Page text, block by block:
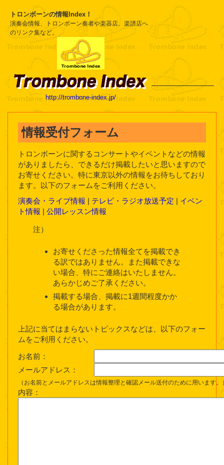
トロンボーンの情報Index！
演奏会情報、トロンボーン奏者や楽器店、楽譜店へ
のリンク集など。
http://trombone-index.jp/
情報受付フォーム
トロンボーンに関するコンサートやイベントなどの情報
がありましたら、できるだけ掲載したいと思いますので
お寄せください。特に東京以外の情報をお待ちしており
ます。以下のフォームをご利用ください。
演奏会・ライブ情報 | テレビ・ラジオ放送予定 | イベン
ト情報 | 公開レッスン情報
注）
お寄せくださった情報全てを掲載でき
る訳ではありません。また掲載できな
い場合、特にご連絡はいたしません。
あらかじめご了承ください。
掲載する場合、掲載に1週間程度かか
る場合があります。
上記に当てはまらないトピックスなどは、以下のフォー
ムをご利用ください。
お名前：
メールアドレス：
（お名前とメールアドレスは情報整理と確認メール送付のために用います。
内容：